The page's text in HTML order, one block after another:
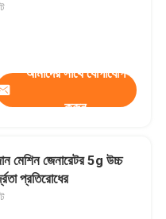
আমাদের সাথে যোগাযোগ
করুন
মেশিন জেনারেটর 5g উচ্চ
প্রতিরোধের